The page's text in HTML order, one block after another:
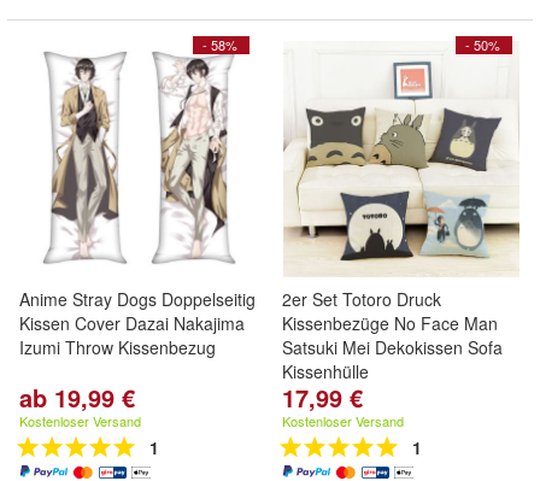
- 58%
Anime Stray Dogs Doppelseitig
Kissen Cover Dazai Nakajima
Izumi Throw Kissenbezug
ab 19,99 €
Kostenloser Versand
1
- 50%
2er Set Totoro Druck
Kissenbezüge No Face Man
Satsuki Mei Dekokissen Sofa
Kissenhülle
17,99 €
Kostenloser Versand
1